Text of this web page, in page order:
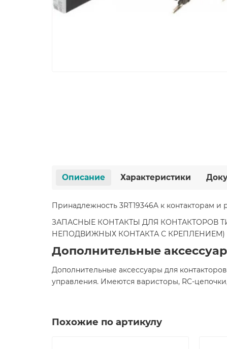
Описание Характеристики
Принадлежность 3RT19346A к контакторам и
ЗАПАСНЫЕ КОНТАКТЫ ДЛЯ КОНТАКТОРОВ
НЕПОДВИЖНЫХ КОНТАКТА С КРЕПЛЕНИЕМ)
Дополнительные
Дополнительные аксессуары для
управления. Имеются варисторы, RC-
Похожие по артикулу